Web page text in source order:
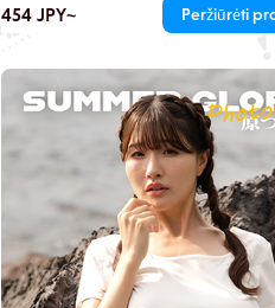
priglunda prie jos odos, o jos veido išraiška
spinduliuoja šiek tiek išdykusį žavesį. Ten
454 JPY~ Peržiūrėti